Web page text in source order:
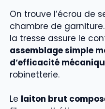
On trouve l’écrou de
chambre de garniture.
la tresse assure le
assemblage simple
d’efficacité
robinetterie.
Le laiton brut